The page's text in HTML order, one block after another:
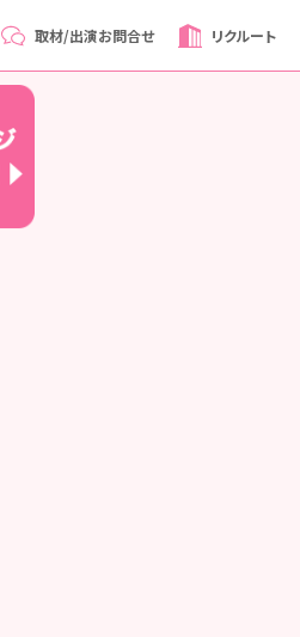
取材/出演お問合せ リクルート